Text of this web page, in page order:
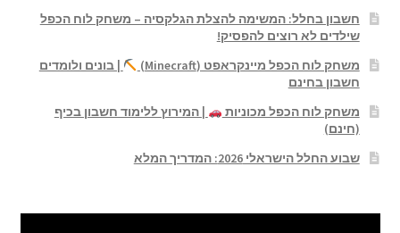
חשבון בחלל: המשימה להצלת הגלקסיה – משחק לוח הכפל
שילדים לא רוצים להפסיק!
משחק לוח הכפל מיינקראפט (Minecraft)
| בונים ולומדים
חשבון בחינם
משחק לוח הכפל מכוניות
| המירוץ ללימוד חשבון בכיף
(חינם)
שבוע החלל הישראלי 2026: המדריך המלא